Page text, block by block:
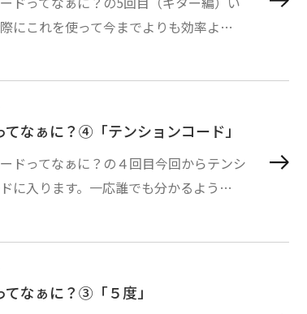
にこれを使って今までよりも効率よ…
てなぁに？④「テンションコード」
ドってなぁに？の４回目今回からテンシ
に入ります。一応誰でも分かるよう…
てなぁに？③「５度」